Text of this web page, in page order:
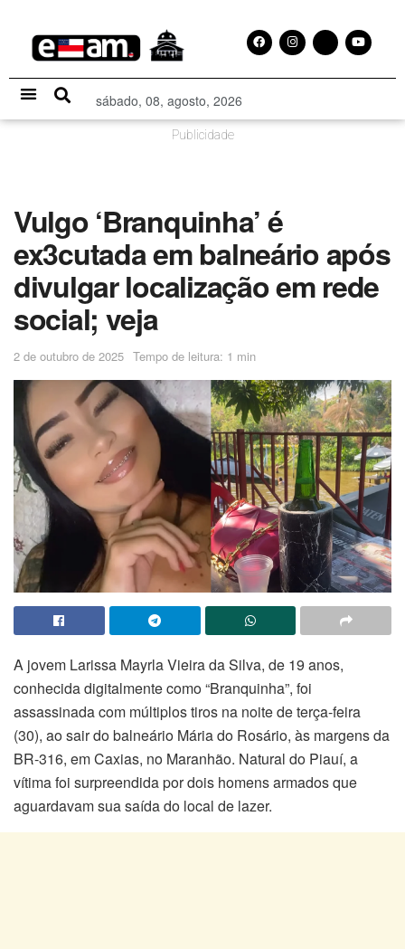
sábado, 08, agosto, 2026
Publicidade
Vulgo ‘Branquinha’ é
ex3cutada em balneário após
divulgar localização em rede
social; veja
2 de outubro de 2025 Tempo de leitura: 1 min
A jovem Larissa Mayrla Vieira da Silva, de 19 anos,
conhecida digitalmente como “Branquinha”, foi
assassinada com múltiplos tiros na noite de terça-feira
(30), ao sair do balneário Mária do Rosário, às margens da
BR-316, em Caxias, no Maranhão. Natural do Piauí, a
vítima foi surpreendida por dois homens armados que
aguardavam sua saída do local de lazer.